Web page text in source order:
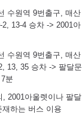
수원역 9번출구, 매산
13-4 승차 -> 2001아
수원역 9번출구, 매산
13, 35 승차 -> 팔달문
분
, 2001아울렛이나 팔달
하는 버스 이용